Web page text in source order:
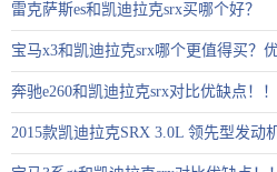
雷克萨斯es和凯迪拉克srx买哪个好？
宝马x3和凯迪拉克srx哪个更值得买？
奔驰e260和凯迪拉克srx对比优缺点！！
2015款凯迪拉克SRX 3.0L 领先型发动